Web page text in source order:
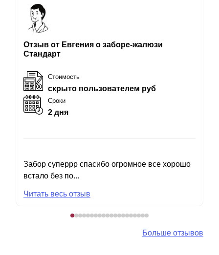
Отзыв от Евгения о заборе-жалюзи
Стандарт
Стоимость
скрыто пользователем руб
Сроки
2 дня
Забор суперрр спасибо огромное все хорошо
встало без по...
Читать весь отзыв
Больше отзывов